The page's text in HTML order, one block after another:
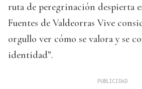
ruta de peregrinación despierta
Fuentes de Valdeorras Vive
orgullo ver cómo se valora y se
identidad”.